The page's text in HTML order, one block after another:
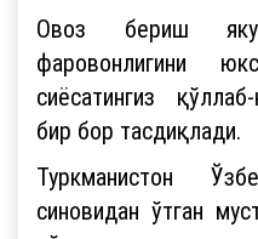
Овоз бериш
фаровонлигини
сиёсатингиз
бир бор тасдиқлади.
Туркманистон
синовидан ўтган